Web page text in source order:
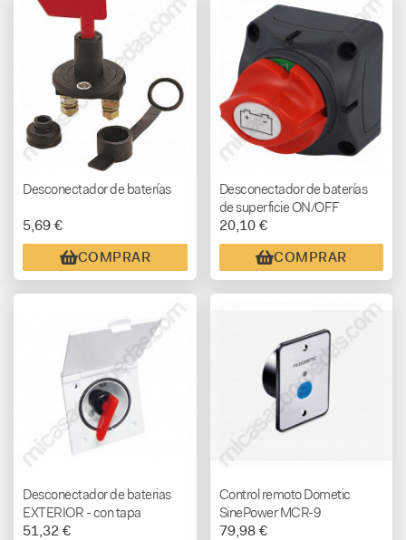
Desconectador de baterías
5,69 €
COMPRAR
Desconectador de baterías
de superficie ON/OFF
20,10 €
COMPRAR
Desconectador de baterias
EXTERIOR - con tapa
51,32 €
Control remoto Dometic
SinePower MCR-9
79,98 €